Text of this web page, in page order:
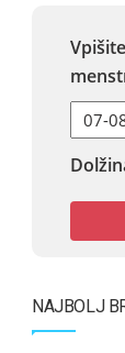
NAJBOLJ